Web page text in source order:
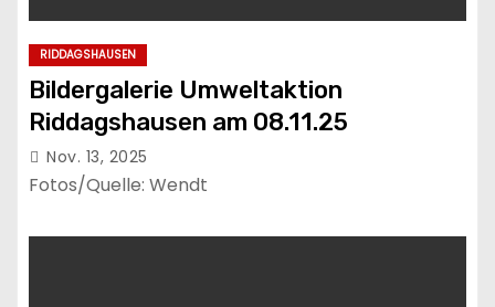
RIDDAGSHAUSEN
Bildergalerie Umweltaktion
Riddagshausen am 08.11.25
Nov. 13, 2025
Fotos/Quelle: Wendt